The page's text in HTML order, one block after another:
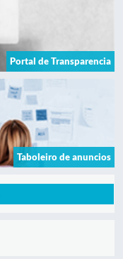
Portal de Transparencia
Taboleiro de anuncios